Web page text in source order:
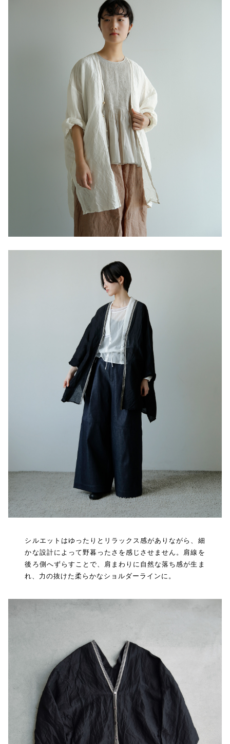
シルエットはゆったりとリラックス感がありながら、細
かな設計によって野暮ったさを感じさせません。肩線を
後ろ側へずらすことで、肩まわりに自然な落ち感が生ま
れ、力の抜けた柔らかなショルダーラインに。